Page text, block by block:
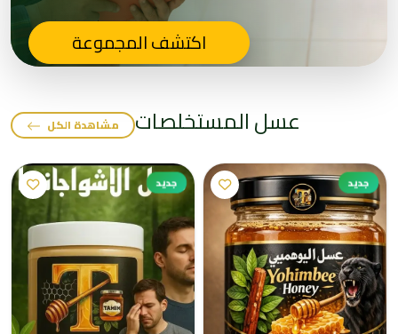
اكتشف المجموعة
عسل المستخلصات مشاهدة الكل
جديد جديد